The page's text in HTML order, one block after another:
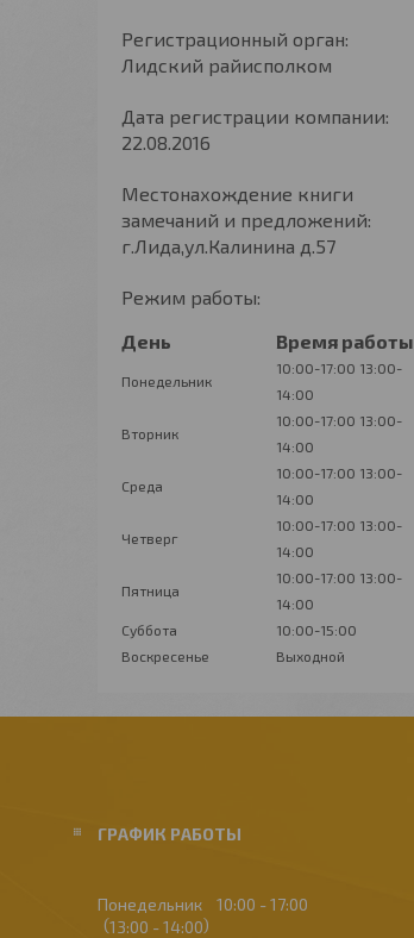
Регистрационный орган:
Лидский райисполком
Дата регистрации компании:
22.08.2016
Местонахождение книги
замечаний и предложений:
г.Лида,ул.Калинина д.57
Режим работы:
День
Время работы
Понедельник
10:00-17:00 13:00-
14:00
Вторник
10:00-17:00 13:00-
14:00
Среда
10:00-17:00 13:00-
14:00
Четверг
10:00-17:00 13:00-
14:00
Пятница
10:00-17:00 13:00-
14:00
Суббота
10:00-15:00
Воскресенье
Выходной
ГРАФИК РАБОТЫ
Понедельник 10:00
17:00
13:00
14:00